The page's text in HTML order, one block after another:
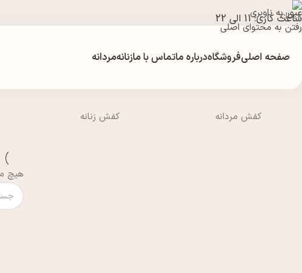
عبور به ناوبری
رفتن به محتوای اصلی
ساعت کاری: 11 الی 22
صفحه اصلیفروشگاهدرباره ماتماس با مازنانهمردانه
کفش مردانه کفش زنانه
هیچ